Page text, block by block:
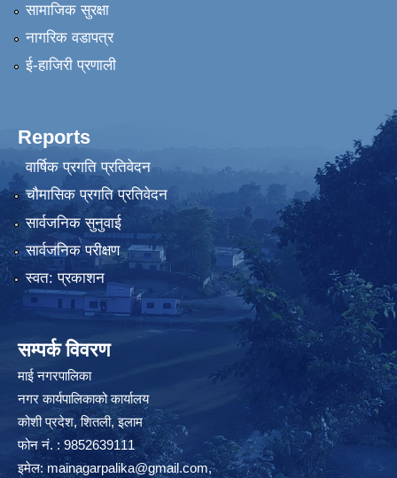
सामाजिक सुरक्षा
नागरिक वडापत्र
ई-हाजिरी प्रणाली
Reports
वार्षिक प्रगति प्रतिवेदन
चौमासिक प्रगति प्रतिवेदन
सार्वजनिक सुनुवाई
सार्वजनिक परीक्षण
स्वत: प्रकाशन
सम्पर्क विवरण
माई नगरपालिका
नगर कार्यपालिकाको कार्यालय
कोशी प्रदेश, शितली, इलाम
फोन नं. : 9852639111
इमेल:mainagarpalika@gmail.com,